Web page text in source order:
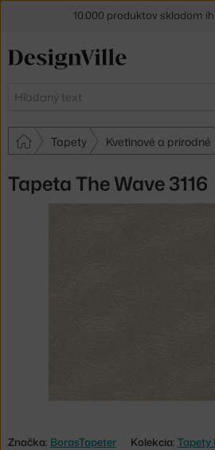
Hľadať
Tapety Kvetinové a prírodné
Tapeta The Wave 3116
Značka: BorasTapeter Kolekcia: Tapety
10.000 produktov skladom
30 dní na vrátenie